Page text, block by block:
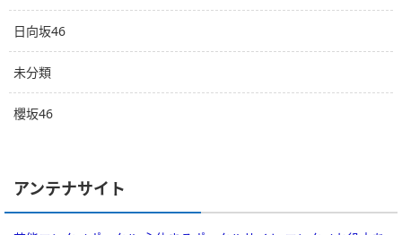
日向坂46
未分類
櫻坂46
アンテナサイト